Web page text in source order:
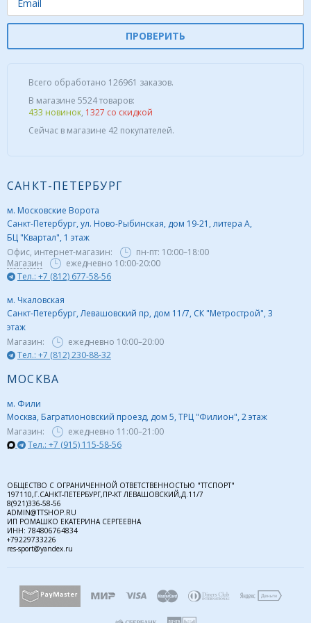
ПРОВЕРИТЬ
Всего обработано 126961 заказов.
В магазине 5524 товаров:
433 новинок, 1327 со скидкой
Сейчас в магазине 42 покупателей.
САНКТ-ПЕТЕРБУРГ
м. Московские Ворота
Санкт-Петербург, ул. Ново-Рыбинская, дом 19-21, литера А,
БЦ "Квартал", 1 этаж
Офис, интернет-магазин:
пн-пт: 10:00–18:00
Магазин
ежедневно 10:00-20:00
Тел.: +7 (812) 677-58-56
м. Чкаловская
Санкт-Петербург, Левашовский пр, дом 11/7, СК "Метрострой", 3
этаж
Магазин:
ежедневно 10:00–20:00
Тел.: +7 (812) 230-88-32
МОСКВА
м. Фили
Москва, Багратионовский проезд, дом 5, ТРЦ "Филион", 2 этаж
Магазин:
ежедневно 11:00–21:00
Тел.: +7 (915) 115-58-56
ОБЩЕСТВО С ОГРАНИЧЕННОЙ ОТВЕТСТВЕННОСТЬЮ "ТТСПОРТ"
197110,Г.САНКТ-ПЕТЕРБУРГ,ПР-КТ ЛЕВАШОВСКИЙ,Д.11/7
8(921)336-58-56
ADMIN@TTSHOP.RU
ИП РОМАШКО ЕКАТЕРИНА СЕРГЕЕВНА
ИНН: 784806764834
+79229733226
res-sport@yandex.ru